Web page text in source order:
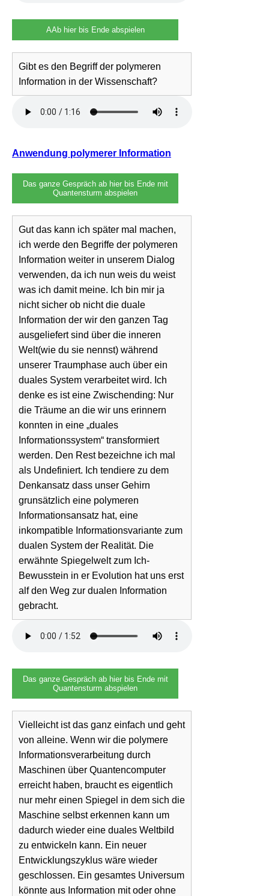
AAb hier bis Ende abspielen
Gibt es den Begriff der polymeren
Information in der Wissenschaft?
Anwendung polymerer Information
Das ganze Gespräch ab hier bis Ende mit
Quantensturm abspielen
Gut das kann ich später mal machen,
ich werde den Begriffe der polymeren
Information weiter in unserem Dialog
verwenden, da ich nun weis du weist
was ich damit meine. Ich bin mir ja
nicht sicher ob nicht die duale
Information der wir den ganzen Tag
ausgeliefert sind über die inneren
Welt(wie du sie nennst) während
unserer Traumphase auch über ein
duales System verarbeitet wird. Ich
denke es ist eine Zwischending: Nur
die Träume an die wir uns erinnern
konnten in eine „duales
Informationssystem“ transformiert
werden. Den Rest bezeichne ich mal
als Undefiniert. Ich tendiere zu dem
Denkansatz dass unser Gehirn
grunsätzlich eine polymeren
Informationsansatz hat, eine
inkompatible Informationsvariante zum
dualen System der Realität. Die
erwähnte Spiegelwelt zum Ich-
Bewusstein in er Evolution hat uns erst
alf den Weg zur dualen Information
gebracht.
Das ganze Gespräch ab hier bis Ende mit
Quantensturm abspielen
Vielleicht ist das ganz einfach und geht
von alleine. Wenn wir die polymere
Informationsverarbeitung durch
Maschinen über Quantencomputer
erreicht haben, braucht es eigentlich
nur mehr einen Spiegel in dem sich die
Maschine selbst erkennen kann um
dadurch wieder eine duales Weltbild
zu entwickeln kann. Ein neuer
Entwicklungszyklus wäre wieder
geschlossen. Ein gesamtes Universum
könnte aus Information mit oder ohne